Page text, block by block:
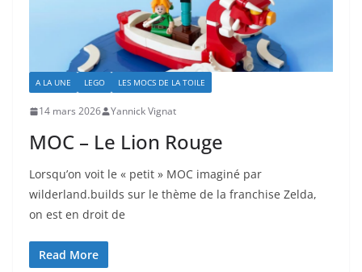
A LA UNE LEGO LES MOCS DE LA TOILE
14 mars 2026 Yannick Vignat
MOC – Le Lion Rouge
Lorsqu’on voit le « petit » MOC imaginé par
wilderland.builds sur le thème de la franchise Zelda,
on est en droit de
Read More